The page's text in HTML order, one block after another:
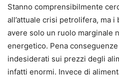
Stanno comprensibilmente
all’attuale crisi petrolifera, ma
avere solo un ruolo marginale
energetico. Pena
indesiderati sui prezzi degli
infatti enormi. Invece di